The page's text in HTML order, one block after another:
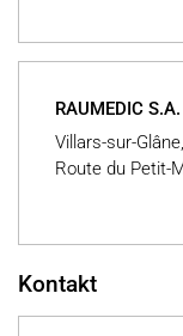
RAUMEDIC
Villars-sur-
Route du Petit-
Kontakt